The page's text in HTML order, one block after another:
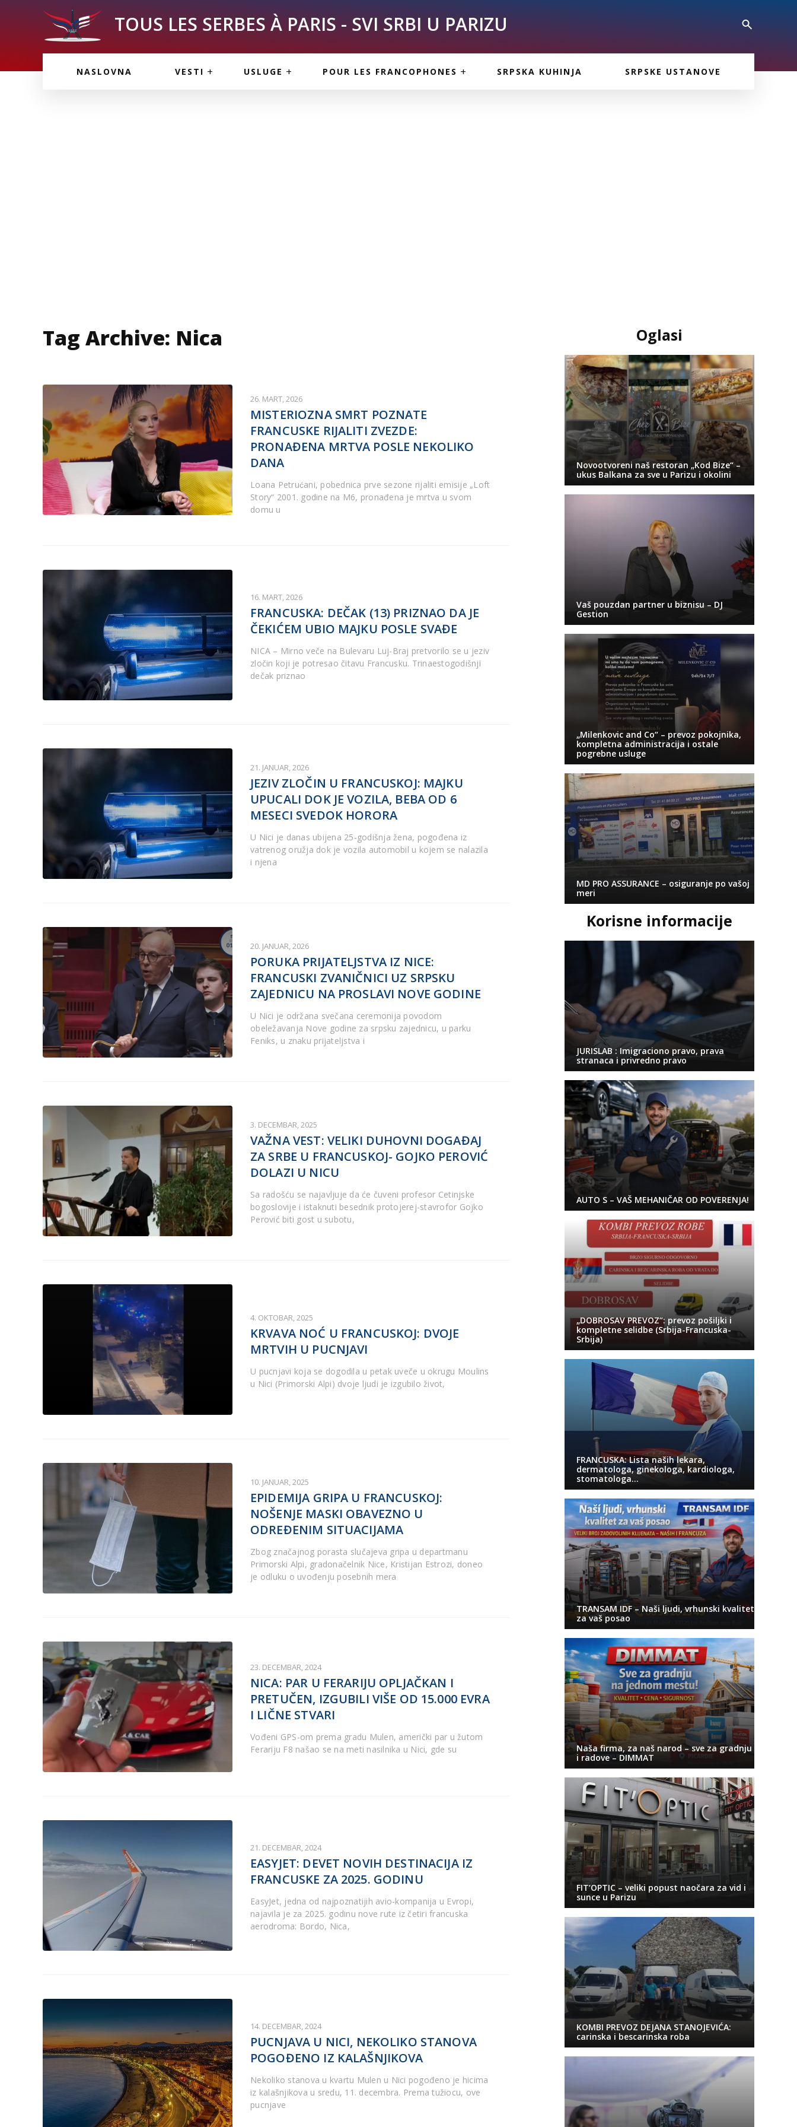
TOUS LES SERBES À PARIS - SVI SRBI U PARIZU
NASLOVNA VESTI USLUGE POUR LES FRANCOPHONES
PARIS
SRPSKA KUHINJA SRPSKE USTANOVE
Tag Archive: Nica
26. MART, 2026
MISTERIOZNA SMRT POZNATE
FRANCUSKE RIJALITI ZVEZDE:
PRONAĐENA MRTVA POSLE NEKOLIKO
DANA
Loana Petrućani, pobednica prve sezone rijaliti emisije „Loft
Story“ 2001. godine na M6, pronađena je mrtva u svom
domu u
16. MART, 2026
FRANCUSKA: DEČAK (13) PRIZNAO DA JE
ČEKIĆEM UBIO MAJKU POSLE SVAĐE
NICA – Mirno veče na Bulevaru Luj-Braj pretvorilo se u jeziv
zločin koji je potresao čitavu Francusku. Trinaestogodišnji
dečak priznao
21. JANUAR, 2026
JEZIV ZLOČIN U FRANCUSKOJ: MAJKU
UPUCALI DOK JE VOZILA, BEBA OD 6
MESECI SVEDOK HORORA
U Nici je danas ubijena 25-godišnja žena, pogođena iz
vatrenog oružja dok je vozila automobil u kojem se nalazila
i njena
20. JANUAR, 2026
PORUKA PRIJATELJSTVA IZ NICE:
FRANCUSKI ZVANIČNICI UZ SRPSKU
ZAJEDNICU NA PROSLAVI NOVE GODINE
U Nici je održana svečana ceremonija povodom
obeležavanja Nove godine za srpsku zajednicu, u parku
Feniks, u znaku prijateljstva i
3. DECEMBAR, 2025
VAŽNA VEST: VELIKI DUHOVNI DOGAĐAJ
ZA SRBE U FRANCUSKOJ- GOJKO PEROVIĆ
DOLAZI U NICU
Sa radošću se najavljuje da će čuveni profesor Cetinjske
bogoslovije i istaknuti besednik protojerej-stavrofor Gojko
Perović biti gost u subotu,
4. OKTOBAR, 2025
KRVAVA NOĆ U FRANCUSKOJ: DVOJE
MRTVIH U PUCNJAVI
U pucnjavi koja se dogodila u petak uveče u okrugu Moulins
u Nici (Primorski Alpi) dvoje ljudi je izgubilo život,
10. JANUAR, 2025
EPIDEMIJA GRIPA U FRANCUSKOJ:
NOŠENJE MASKI OBAVEZNO U
ODREĐENIM SITUACIJAMA
Zbog značajnog porasta slučajeva gripa u departmanu
Primorski Alpi, gradonačelnik Nice, Kristijan Estrozi, doneo
je odluku o uvođenju posebnih mera
23. DECEMBAR, 2024
NICA: PAR U FERARIJU OPLJAČKAN I
PRETUČEN, IZGUBILI VIŠE OD 15.000 EVRA
I LIČNE STVARI
Vođeni GPS-om prema gradu Mulen, američki par u žutom
Ferariju F8 našao se na meti nasilnika u Nici, gde su
21. DECEMBAR, 2024
EASYJET: DEVET NOVIH DESTINACIJA IZ
FRANCUSKE ZA 2025. GODINU
EasyJet, jedna od najpoznatijih avio-kompanija u Evropi,
najavila je za 2025. godinu nove rute iz četiri francuska
aerodroma: Bordo, Nica,
14. DECEMBAR, 2024
PUCNJAVA U NICI, NEKOLIKO STANOVA
POGOĐENO IZ KALAŠNJIKOVA
Nekoliko stanova u kvartu Mulen u Nici pogođeno je hicima
iz kalašnjikova u sredu, 11. decembra. Prema tužiocu, ove
pucnjave
Oglasi
Novootvoreni naš restoran „Kod Bize“ –
ukus Balkana za sve u Parizu i okolini
Vaš pouzdan partner u biznisu – DJ
Gestion
„Milenkovic and Co“ – prevoz pokojnika,
kompletna administracija i ostale
pogrebne usluge
MD PRO ASSURANCE – osiguranje po vašoj
meri
Korisne informacije
JURISLAB : Imigraciono pravo, prava
stranaca i privredno pravo
AUTO S – VAŠ MEHANIČAR OD POVERENJA!
„DOBROSAV PREVOZ“: prevoz pošiljki i
kompletne selidbe (Srbija-Francuska-
Srbija)
FRANCUSKA: Lista naših lekara,
dermatologa, ginekologa, kardiologa,
stomatologa…
TRANSAM IDF – Naši ljudi, vrhunski kvalitet
za vaš posao
Naša firma, za naš narod – sve za gradnju
i radove – DIMMAT
FIT’OPTIC – veliki popust naočara za vid i
sunce u Parizu
KOMBI PREVOZ DEJANA STANOJEVIĆA:
carinska i bescarinska roba